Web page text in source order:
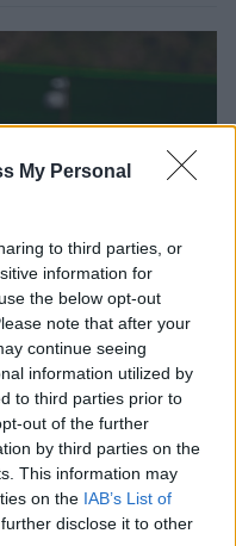
My Personal
to third parties, or
information for
the below opt-out
note that after your
continue seeing
information utilized by
to third parties prior to
out of the further
by third parties on the
This information may
on the IAB’s List of
disclose it to other
eddigi
a WSK Open
ennek ellenére